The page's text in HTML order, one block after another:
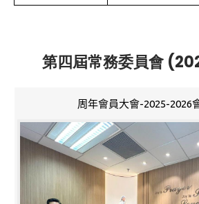
第四屆常務委員會
周年會員大會-2025-2026